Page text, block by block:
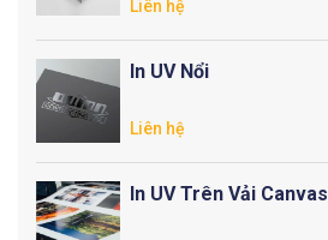
Liên hệ
In UV Nổi
Liên hệ
In UV Trên Vải Canvas